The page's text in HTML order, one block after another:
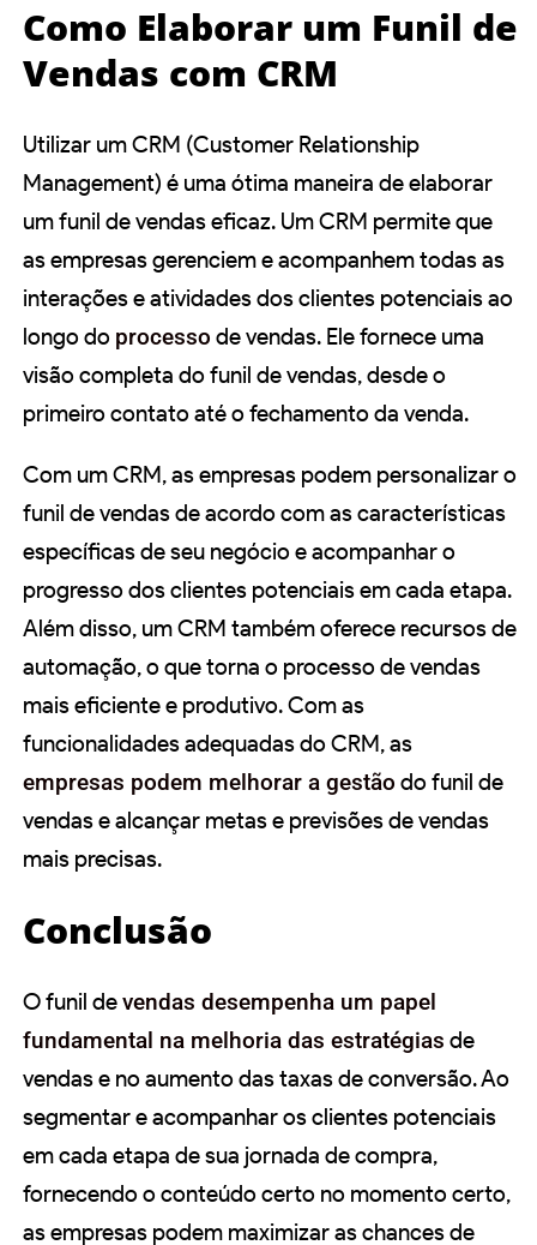
Como Elaborar um Funil de
Vendas com CRM
Utilizar um CRM (Customer Relationship
Management) é uma ótima maneira de elaborar
um funil de vendas eficaz. Um CRM permite que
as empresas gerenciem e acompanhem todas as
interações e atividades dos clientes potenciais ao
longo do processo de vendas. Ele fornece uma
visão completa do funil de vendas, desde o
primeiro contato até o fechamento da venda.
Com um CRM, as empresas podem personalizar o
funil de vendas de acordo com as características
específicas de seu negócio e acompanhar o
progresso dos clientes potenciais em cada etapa.
Além disso, um CRM também oferece recursos de
automação, o que torna o processo de vendas
mais eficiente e produtivo. Com as
funcionalidades adequadas do CRM, as
empresas podem melhorar a gestão do funil de
vendas e alcançar metas e previsões de vendas
mais precisas.
Conclusão
O funil devendas desempenha um papel
fundamental na melhoria das estratégias de
vendas e no aumento das taxas de conversão. Ao
segmentar e acompanhar os clientes potenciais
em cada etapa de sua jornada de compra,
fornecendo o conteúdo certo no momento certo,
as empresas podem maximizar as chances de